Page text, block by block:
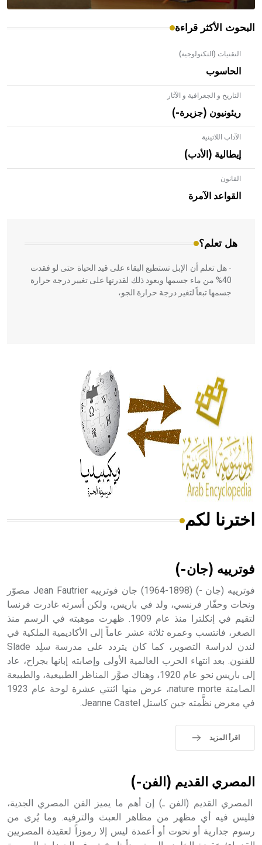
البحوث الأكثر قراءة
التقنيات (التكنولوجية)
الحاسوب
التاريخ و الجغرافية و الآثار
ريئونيون (جزيرة-)
الآداب اللاتينية
إيطالية (الأدب)
القانون
القواعد الآمرة
هل تعلم؟
- هل تعلم أن الأبلق نوع من الفنون الهندسية التي ارتبطت
بالعمارة الإسلامية في بلاد الشام ومصر خاصة، حيث يحرص
المعمار على بناء مداميكه وخاصة في الواجهات
- هل تعلم أن الإبل تستطيع البقاء على قيد الحياة حتى لو فقدت
40% من ماء جسمها ويعود ذلك لقدرتها على تغيير درجة حرارة
جسمها تبعاً لتغير درجة حرارة الجو،
الحكم، الأدلة، تنظيم التغذية، ورسالته في جروح الرأس. ويعود
له الفضل بأنه حرر الطب من الدين والفلسفة.
- هل تعلم أن المرجان إفراز حيواني يتكون في البحر ويتركب
من مادة كربونات الكلسيوم، وهو أحمر أو شديد الحمرة وهو
أجود أنواعه، ويمتاز بكبر الحجم ويسمى الش
هل تعلم أن الأبسيد كلمة فرنسية اللفظ تم اعتمادها مصطلحاً
- هل تعلم أن أبجر Abgar اسم معروف جيداً يعود إلى عدد من
الملوك الذين حكموا مدينة إديسا (الرها) من أبجر الأول وحتى
التاسع، وهم ينتسبون إلى أسرة أوسروين
حيث تقتصر القيمة الصوتية للعلامة الك
اخترنا لكم
فوترييه (جان-)
فوترييه (جان -) (1898-1964) جان فوترييه Jean Fautrier مصوّر
ونحات وحفّار فرنسي، ولد في باريس، ولكن أسرته غادرت فرنسا
لتقيم في إنكلترا منذ عام 1909. ظهرت موهبته في الرسم منذ
الصغر، فانتسب وعمره ثلاثة عشر عاماً إلى الأكاديمية الملكية في
لندن لدراسة التصوير، كما كان يتردد على مدرسة سلِد Slade
للفنون. بعد انتهاء الحرب العالمية الأولى وإصابته إبانها بجراح، عاد
إلى باريس نحو عام 1920، وهناك صوَّر المناظر الطبيعية، والطبيعة
الصامتة nature morte، عرض منها اثنتي عشرة لوحة عام 1923
في معرض نظَّمته جين كاستل Jeanne Castel.
اقرأ المزيد
المصري القديم (الفن-)
المصري القديم (الفن ـ) إن أهم ما يميز الفن المصري الجدية،
فليس فيه أي مظهر من مظاهر العبث والترفيه. وما يُرى من
رسوم جدارية أو نحوت أو أعمدة ليس إلا رموزاً لعقيدة المصريين